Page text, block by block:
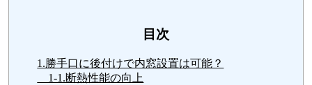
目次
1.勝手口に後付けで内窓設置は可能？
1-1.断熱性能の向上